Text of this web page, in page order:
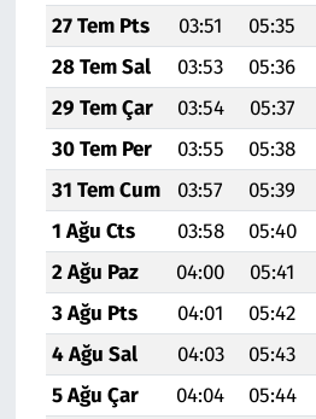
27 Tem Pts
03:51 05:35
28 Tem Sal
03:53 05:36
29 Tem Çar
03:54 05:37
30 Tem Per
03:55 05:38
31 Tem Cum
03:57 05:39
1 Ağu Cts
03:58 05:40
2 Ağu Paz
04:00 05:41
3 Ağu Pts
04:01 05:42
4 Ağu Sal
04:03 05:43
5 Ağu Çar
04:04 05:44